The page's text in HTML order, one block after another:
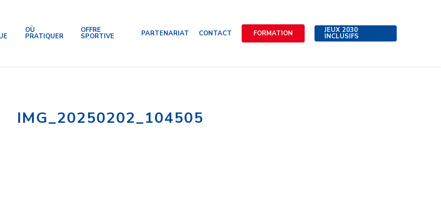
OÙ
PRATIQUER
OFFRE
SPORTIVE PARTENARIAT CONTACT FORMATION JEUX 2030
INCLUSIFS
IMG_20250202_104505